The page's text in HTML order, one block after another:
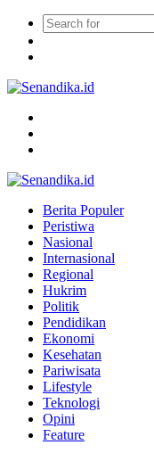
Berita Populer
Peristiwa
Nasional
Internasional
Regional
Hukrim
Politik
Pendidikan
Ekonomi
Kesehatan
Pariwisata
Lifestyle
Teknologi
Opini
Feature